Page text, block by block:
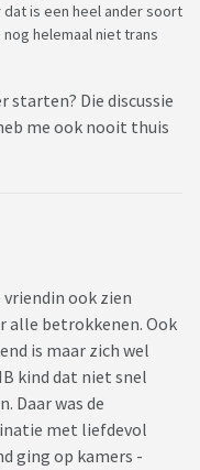
is een heel ander soort
helemaal niet trans
starten? Die discussie
me ook nooit thuis
ook zien
alle betrokkenen. Ook
is maar zich wel
kind dat niet snel
Daar was de
met liefdevol
ging op kamers -